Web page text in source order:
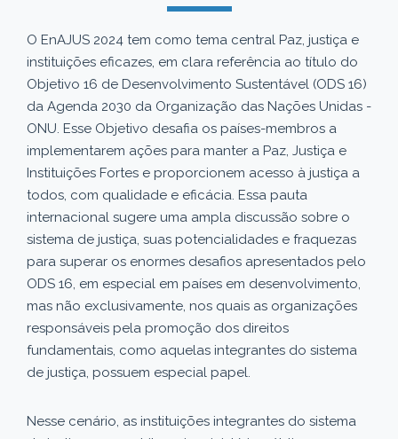
O EnAJUS 2024 tem como tema central Paz, justiça e
instituições eficazes, em clara referência ao título do
Objetivo 16 de Desenvolvimento Sustentável (ODS 16)
da Agenda 2030 da Organização das Nações Unidas -
ONU. Esse Objetivo desafia os países-membros a
implementarem ações para manter a Paz, Justiça e
Instituições Fortes e proporcionem acesso à justiça a
todos, com qualidade e eficácia. Essa pauta
internacional sugere uma ampla discussão sobre o
sistema de justiça, suas potencialidades e fraquezas
para superar os enormes desafios apresentados pelo
ODS 16, em especial em países em desenvolvimento,
mas não exclusivamente, nos quais as organizações
responsáveis pela promoção dos direitos
fundamentais, como aquelas integrantes do sistema
de justiça, possuem especial papel.
Nesse cenário, as instituições integrantes do sistema